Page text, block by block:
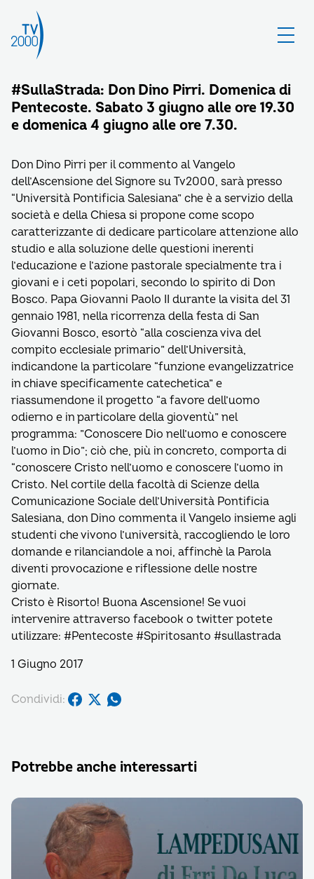
#SullaStrada: Don Dino Pirri. Domenica di
Pentecoste. Sabato 3 giugno alle ore 19.30
e domenica 4 giugno alle ore 7.30.
Don Dino Pirri per il commento al Vangelo
dell’Ascensione del Signore su Tv2000, sarà presso
“Università Pontificia Salesiana” che è a servizio della
società e della Chiesa si propone come scopo
caratterizzante di dedicare particolare attenzione allo
studio e alla soluzione delle questioni inerenti
l’educazione e l’azione pastorale specialmente tra i
giovani e i ceti popolari, secondo lo spirito di Don
Bosco. Papa Giovanni Paolo II durante la visita del 31
gennaio 1981, nella ricorrenza della festa di San
Giovanni Bosco, esortò “alla coscienza viva del
compito ecclesiale primario” dell’Università,
indicandone la particolare “funzione evangelizzatrice
in chiave specificamente catechetica” e
riassumendone il progetto “a favore dell’uomo
odierno e in particolare della gioventù” nel
programma: ”Conoscere Dio nell’uomo e conoscere
l’uomo in Dio”; ciò che, più in concreto, comporta di
“conoscere Cristo nell’uomo e conoscere l’uomo in
Cristo. Nel cortile della facoltà di Scienze della
Comunicazione Sociale dell’Università Pontificia
Salesiana, don Dino commenta il Vangelo insieme agli
studenti che vivono l’università, raccogliendo le loro
domande e rilanciandole a noi, affinchè la Parola
diventi provocazione e riflessione delle nostre
giornate.
Cristo è Risorto! Buona Ascensione! Se vuoi
intervenire attraverso facebook o twitter potete
utilizzare: #Pentecoste #Spiritosanto #sullastrada
1 Giugno 2017
Condividi:
Potrebbe anche interessarti